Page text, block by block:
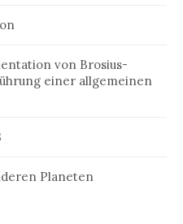
von Brosius-
einer allgemeinen
Planeten